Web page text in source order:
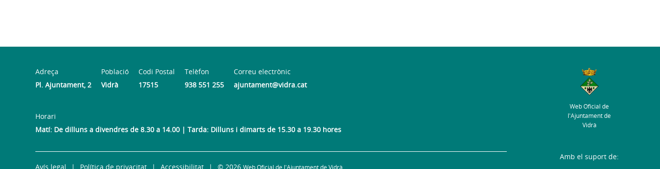
Adreça
Pl. Ajuntament, 2
Població
Vidrà
Codi Postal
17515
Telèfon
938 551 255
Correu electrònic
ajuntament@vidra.cat
Horari
Matí: De dilluns a divendres de 8.30 a 14.00 | Tarda: Dilluns i dimarts de 15.30 a 19.30 hores
Web Oficial de
l'Ajuntament de
Vidrà
Avís legal Política de privacitat Accessibilitat © 2026
Amb el suport de: